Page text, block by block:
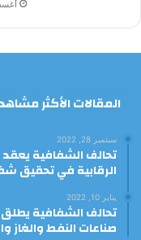
أغسطس
المقالات الأكثر
سبتمبر 28, 2022
تحالف الشفافية
الرقابية في تحقيق
يناير 10, 2022
تحالف الشفافية
صناعات النفط والغاز